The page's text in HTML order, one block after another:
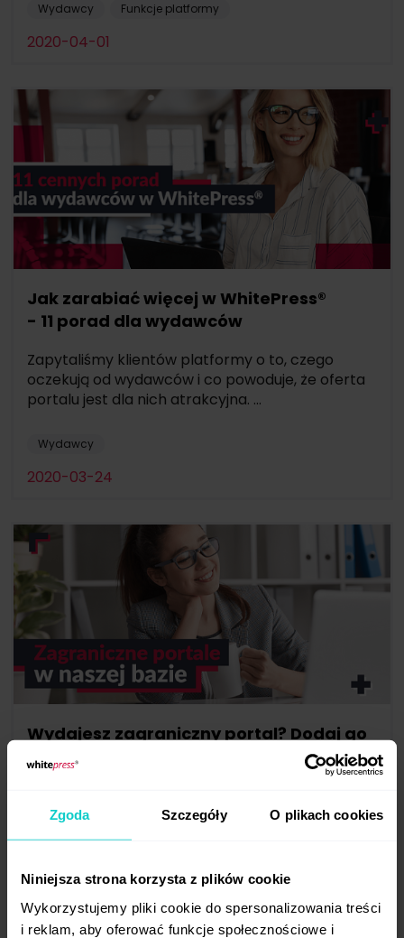
Zgoda Szczegóły O plikach cookies
Niniejsza strona korzysta z plików cookie
Wykorzystujemy pliki cookie do spersonalizowania treści
i reklam, aby oferować funkcje społecznościowe i
Wydawcy Funkcje platformy
2020-04-01
Jak zarabiać więcej w WhitePress®
- 11 porad dla wydawców
Zapytaliśmy klientów platformy o to, czego
oczekują od wydawców i co powoduje, że oferta
portalu jest dla nich atrakcyjna. ...
Wydawcy
2020-03-24
Wydajesz zagraniczny portal? Dodaj go
do naszej bazy!
rozwój na rynkach zagranicznych. Pierwsze biura
zostały otwarte na terenie Czech, Słowacji, ...
Wydawcy Rynki zagraniczne
2019-08-30